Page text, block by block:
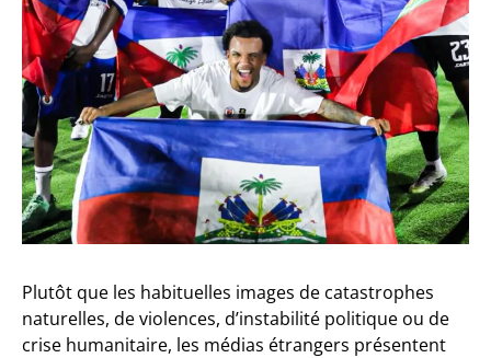
Plutôt que les habituelles images de catastrophes
naturelles, de violences, d’instabilité politique ou de
crise humanitaire, les médias étrangers présentent